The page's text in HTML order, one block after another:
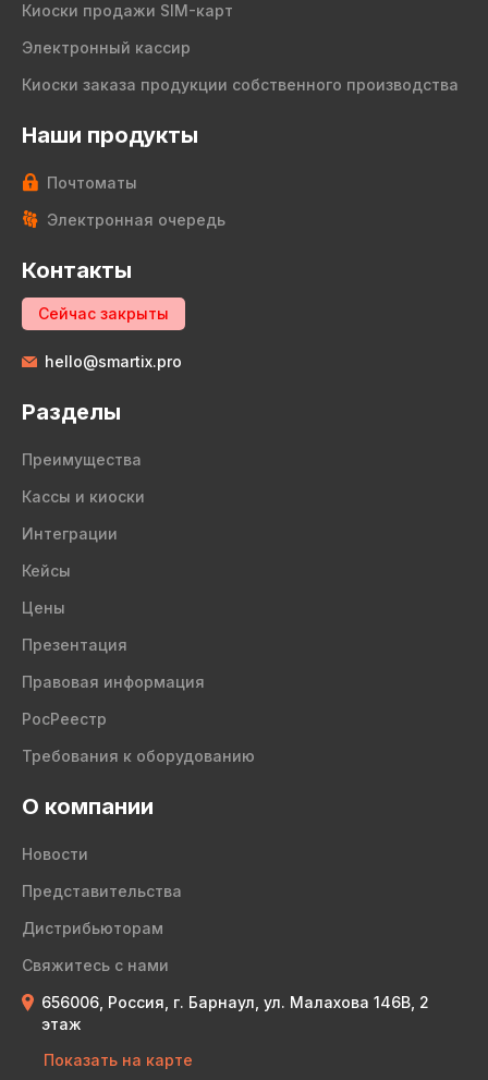
Киоски продажи SIM-карт
Электронный кассир
Киоски заказа продукции собственного производства
Наши продукты
Почтоматы
Электронная очередь
Контакты
Сейчас закрыты
hello@smartix.pro
Разделы
Преимущества
Кассы и киоски
Интеграции
Кейсы
Цены
Презентация
Правовая информация
РосРеестр
Требования к оборудованию
О компании
Новости
Представительства
Дистрибьюторам
Свяжитесь с нами
656006, Россия, г. Барнаул, ул. Малахова 146В, 2
этаж
Показать на карте